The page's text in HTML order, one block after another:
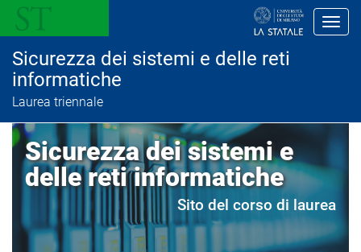
l
Sicurezza dei sistemi e delle reti
informatiche
Laurea triennale
Sicurezza dei sistemi e
delle reti informatiche
Sito del corso di laurea